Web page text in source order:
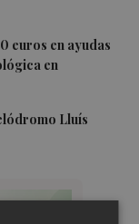
euros en ayudas
en
Lluís